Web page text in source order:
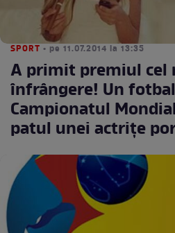
SPORT • pe 11.07.2014 la 13:35
A primit premiul cel
înfrângere! Un
Campionatul
patul unei actriţe